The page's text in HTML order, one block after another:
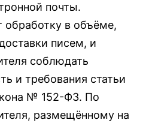
почты.
обработку в объёме,
писем, и
соблюдать
и требования статьи
№ 152-ФЗ. По
размещённому на